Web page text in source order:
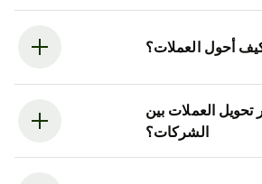
أحول العملات؟
العملات بين
الشركات؟